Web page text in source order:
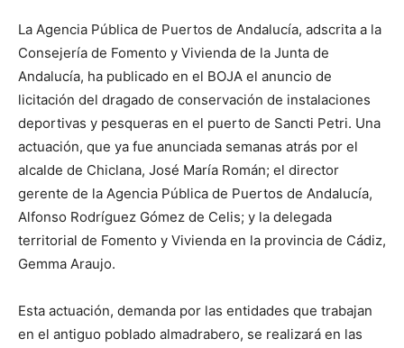
La Agencia Pública de Puertos de Andalucía, adscrita a la
Consejería de Fomento y Vivienda de la Junta de
Andalucía, ha publicado en el BOJA el anuncio de
licitación del dragado de conservación de instalaciones
deportivas y pesqueras en el puerto de Sancti Petri. Una
actuación, que ya fue anunciada semanas atrás por el
alcalde de Chiclana, José María Román; el director
gerente de la Agencia Pública de Puertos de Andalucía,
Alfonso Rodríguez Gómez de Celis; y la delegada
territorial de Fomento y Vivienda en la provincia de Cádiz,
Gemma Araujo.
Esta actuación, demanda por las entidades que trabajan
en el antiguo poblado almadrabero, se realizará en las